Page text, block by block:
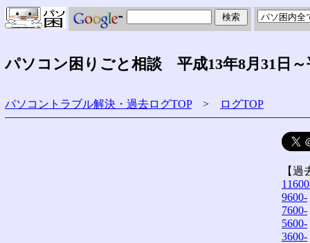
パソコン困りごと相談 平成13年8月31日～
パソコントラブル解決・過去ログTOP> ログTOP
【
9600-
7600-
5600-
3600-